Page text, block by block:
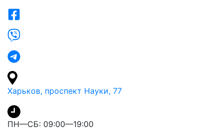
Харьков, проспект Науки, 77
ПН—СБ: 09:00—19:00